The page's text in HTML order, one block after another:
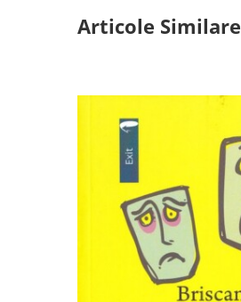
Articole Similare